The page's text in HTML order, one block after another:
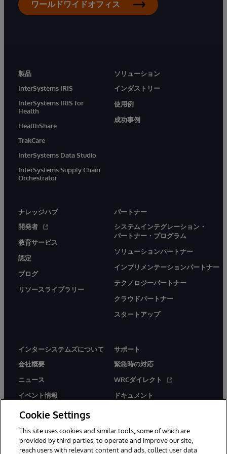
ワールドワイドオフィス
製品
InterSystems IRIS
InterSystems IRIS for
Health
HealthShare
TrakCare
InterSystems Data Studio
InterSystems Supply Chain
Orchestrator
ソリューション
インダストリー
使用例
成功事例
ナレッジハブ
開発者
教育サービス
認定
ブログ
リソースライブラリー
パートナー
システムインテグレーション・
パートナー・プログラム
ソリューションパートナー
インプリメンテーションパートナー
テクノロジーパートナー
クラウドパートナー
スタートアップ
インターシステムズについて
会社概要
ニュース
イベント情報
採用情報
サポート
緊急時の対応
WRCダイレクト
ドキュメント
Cookie Settings
This site uses cookies and similar tools, some of which are
provided by third parties, to operate and improve our site,
reach users with relevant content and ads, collect user data